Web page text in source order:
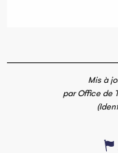
Mis à
par Office de